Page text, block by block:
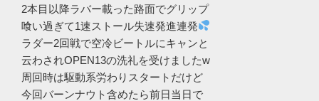
2本目以降ラバー載った路面でグリップ
喰い過ぎて1速ストール失速発進連発
ラダー2回戦で空冷ビートルにキャンと
云わされOPEN13の洗礼を受けましたw
周回時は駆動系労わりスタートだけど
今回バーンナウト含めたら前日当日で